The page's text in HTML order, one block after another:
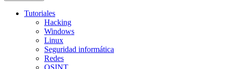
Tutoriales
Hacking
Windows
Linux
Seguridad informática
Redes
OSINT